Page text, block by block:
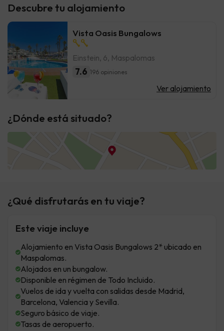
Descubre tu alojamiento
Vista Oasis Bungalows
Einstein, 6, Maspalomas
7.6 196 opiniones
Ver alojamiento
¿Dónde está situado?
¿Qué disfrutarás en tu viaje?
Este viaje incluye
Alojamiento en Vista Oasis Bungalows 2* ubicado en
Maspalomas.
Alojados en un bungalow.
Disponible en régimen de Todo Incluido.
Vuelos de ida y vuelta con salidas desde Madrid,
Barcelona, Valencia y Sevilla.
Seguro básico de viaje.
Tasas de aeropuerto.